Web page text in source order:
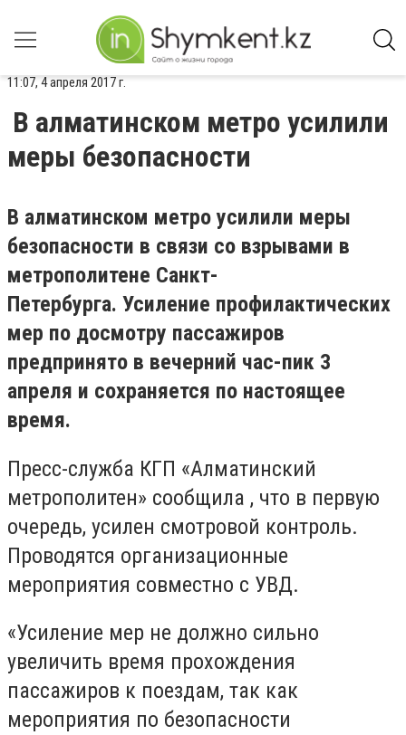
11:07, 4 апреля 2017 г.
В алматинском метро усилили
меры безопасности
В алматинском метро усилили меры
безопасности в связи со взрывами в
метрополитене Санкт-
Петербурга. Усиление профилактических
мер по досмотру пассажиров
предпринято в вечерний час-пик 3
апреля и сохраняется по настоящее
время.
Пресс-служба КГП «Алматинский
метрополитен» сообщила , что в первую
очередь, усилен смотровой контроль.
Проводятся организационные
мероприятия совместно с УВД.
«Усиление мер не должно сильно
увеличить время прохождения
пассажиров к поездам, так как
мероприятия по безопасности